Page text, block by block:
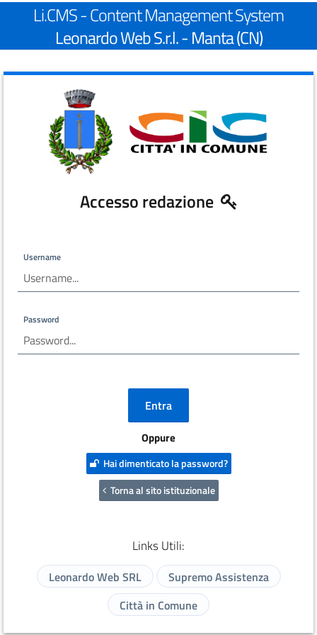
Li.CMS - Content Management System
Leonardo Web S.r.l. - Manta (CN)
Accesso redazione
Username
Password
Oppure
Hai dimenticato la password?
Torna al sito istituzionale
Links Utili:
Leonardo Web SRL
Supremo Assistenza
Città in Comune